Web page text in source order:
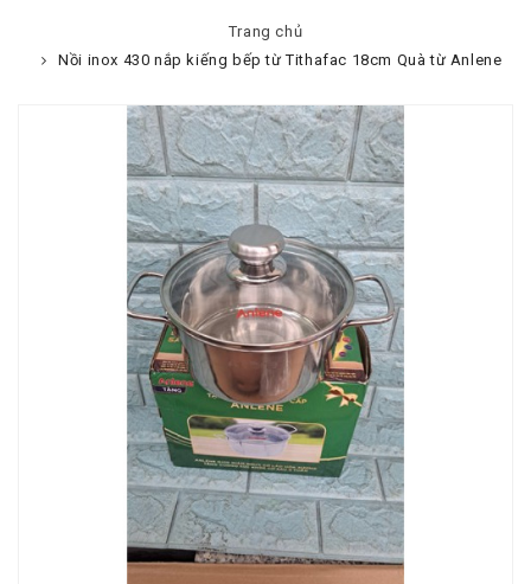
Trang chủ
Nồi inox 430 nắp kiếng bếp từ Tithafac 18cm Quà từ Anlene